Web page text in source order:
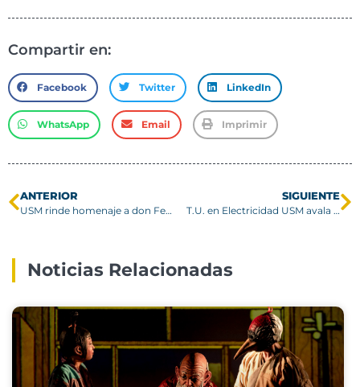
Compartir en:
Facebook Twitter LinkedIn
WhatsApp Email Imprimir
ANTERIOR
USM rinde homenaje a don Federico Santa María Carrera en el 96° aniversario de su fallecimiento
SIGUIENTE
T.U. en Electricidad USM avala su calidad con certificación máxima
Noticias Relacionadas